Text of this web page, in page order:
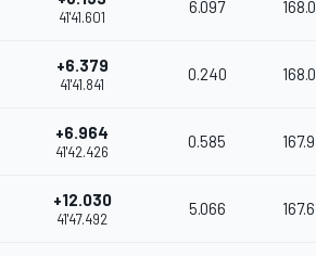
41'41.601
6.097 168.0
+6.379
41'41.841
0.240 168.0
+6.964
41'42.426
0.585 167.9
+12.030
41'47.492
5.066 167.6